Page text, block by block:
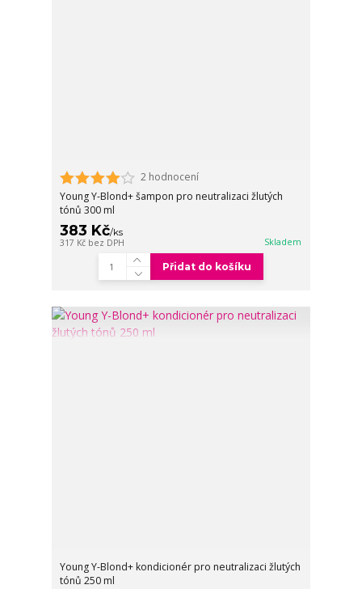
2 hodnocení
Young Y-Blond+ šampon pro neutralizaci žlutých
tónů 300 ml
383 Kč/ks
317 Kč bez DPH Skladem
Přidat do košíku
Young Y-Blond+ kondicionér pro neutralizaci žlutých
tónů 250 ml